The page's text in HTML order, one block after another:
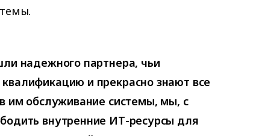
надежного партнера, чьи
и прекрасно знают все
им обслуживание системы, мы, с
внутренние ИТ-ресурсы для